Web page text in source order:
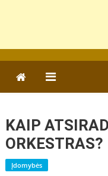
KAIP
ORKESTRAS?
Įdomybės